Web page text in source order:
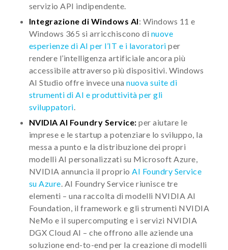
servizio API indipendente.
Integrazione di Windows AI: Windows 11 e
Windows 365 si arricchiscono di nuove
esperienze di AI per l’IT e i lavoratori per
rendere l’intelligenza artificiale ancora più
accessibile attraverso più dispositivi. Windows
AI Studio offre invece unanuova suite di
strumenti di AI e produttività per gli
sviluppatori.
NVIDIA AI Foundry Service: per aiutare le
imprese e le startup a potenziare lo sviluppo, la
messa a punto e la distribuzione dei propri
modelli AI personalizzati su Microsoft Azure,
NVIDIA annuncia il proprio AI Foundry Service
su Azure. AI Foundry Service riunisce tre
elementi – una raccolta di modelli NVIDIA AI
Foundation, il framework e gli strumenti NVIDIA
NeMo e il supercomputing e i servizi NVIDIA
DGX Cloud AI – che offrono alle aziende una
soluzione end-to-end per la creazione di modelli